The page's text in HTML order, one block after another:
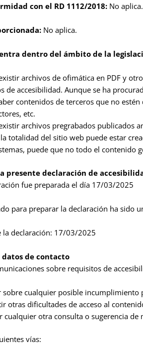
con el RD 1112/2018: No
No aplica.
dentro del ámbito de la
archivos de ofimática en PDF y
de accesibilidad. Aunque se ha
contenidos de terceros que no
etc.
archivos pregrabados publicados
totalidad del sitio web puede estar
puede que no todo el contenido
presente declaración de
fue preparada el día 17/03/2025
para preparar la declaración ha sido
la declaración: 17/03/2025
datos de contacto
sobre requisitos de
sobre cualquier posible incumplimiento
otras dificultades de acceso al
cualquier otra consulta o sugerencia
vías: